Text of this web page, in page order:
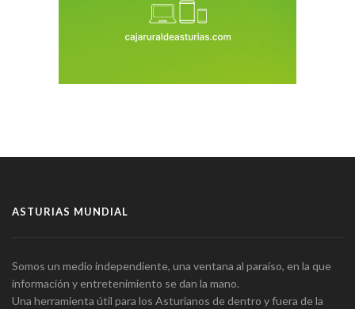
ASTURIAS MUNDIAL
Somos un medio independiente, una ventana al paraíso, en la que
información y entretenimiento se dan la mano.
Una herramienta útil para los Asturianos de dentro y fuera de la